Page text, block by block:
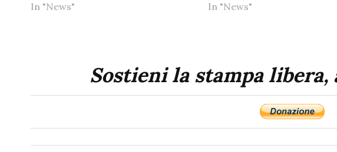
In "News"
In "News"
Sostieni la stampa libera,